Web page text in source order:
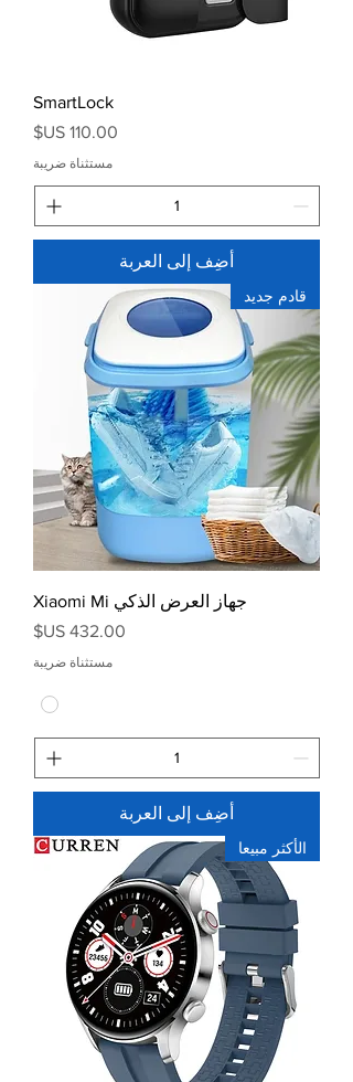
SmartLock
السعر
مستثناة ضريبة
أضِف إلى العربة
قادم جديد
جهاز العرض الذكي Xiaomi Mi
السعر
مستثناة ضريبة
أضِف إلى العربة
الأكثر مبيعا